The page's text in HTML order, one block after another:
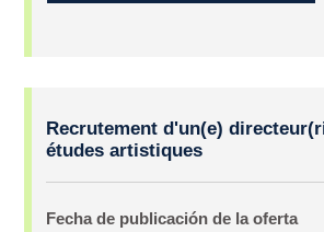
Oferta
de
Recrutement d'un(e)
études artistiques
Fecha de publicación de la oferta